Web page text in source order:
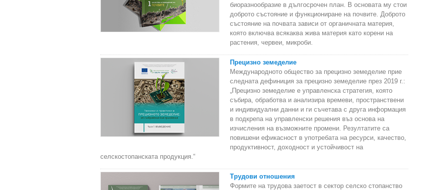
биоразнообразие в дългосрочен план. В основата му стои
доброто състояние и функциониране на почвите. Доброто
състояние на почвата зависи от органичната материя,
която включва всякаква жива материя като корени на
растения, червеи, микроби.
Прецизно земеделие
Международното общество за прецизно земеделие прие
следната дефиниция за прецизно земеделие през 2019 г.:
„Прецизно земеделие е управленска стратегия, която
събира, обработва и анализира времеви, пространствени
и индивидуални данни и ги съчетава с друга информация
в подкрепа на управленски решения въз основа на
изчисления на възможните промени. Резултатите са
повишени ефикасност в употребата на ресурси, качество,
продуктивност, доходност и устойчивост на
селскостопанската продукция.“
Трудови отношения
Формите на трудова заетост в сектор селско стопанство